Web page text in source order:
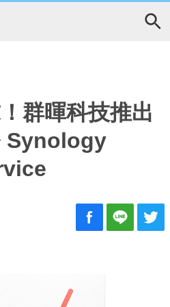
群暉科技推出
Synology